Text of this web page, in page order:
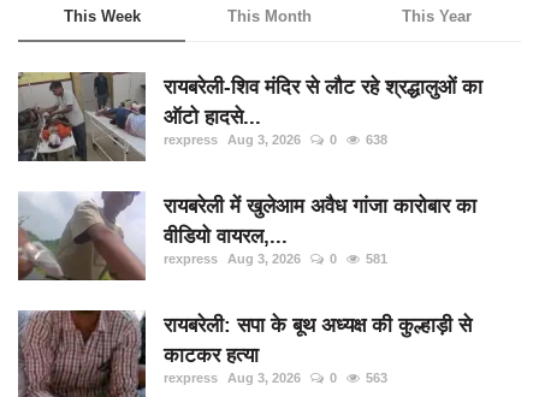
This Week This Month This Year
रायबरेली-शिव मंदिर से लौट रहे श्रद्धालुओं का
ऑटो हादसे...
rexpress Aug 3, 2026 0 638
रायबरेली में खुलेआम अवैध गांजा कारोबार का
वीडियो वायरल,...
rexpress Aug 3, 2026 0 581
रायबरेली: सपा के बूथ अध्यक्ष की कुल्हाड़ी से
काटकर हत्या
rexpress Aug 3, 2026 0 563